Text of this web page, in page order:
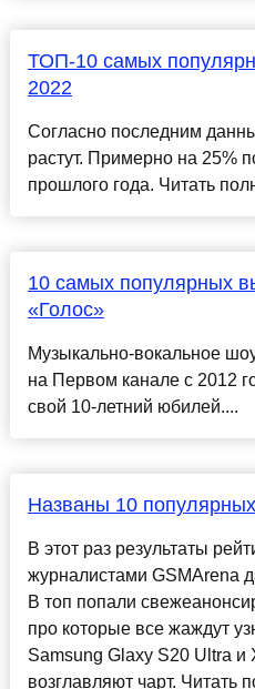
ТОП-10 самых
2022
Согласно последним
растут. Примерно на 25%
прошлого года. Читать
10 самых популярных
«Голос»
Музыкально-вокальное
на Первом канале с 2012
свой 10-летний юбилей....
Названы 10
В этот раз результаты
журналистами GSMArena
В топ попали
про которые все жаждут
Samsung Glaxy S20 Ultra и
возглавляют чарт. Читать